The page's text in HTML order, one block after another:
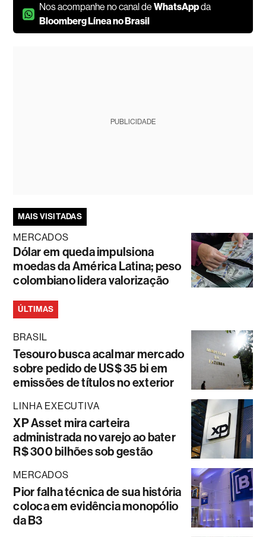
Nos acompanhe no canal deWhatsAppda
Bloomberg Línea no Brasil
PUBLICIDADE
MAIS VISITADAS
MERCADOS
Dólar em queda impulsiona
moedas da América Latina; peso
colombiano lidera valorização
ÚLTIMAS
BRASIL
Tesouro busca acalmar mercado
sobre pedido de US$ 35 bi em
emissões de títulos no exterior
LINHA EXECUTIVA
XP Asset mira carteira
administrada no varejo ao bater
R$ 300 bilhões sob gestão
MERCADOS
Pior falha técnica de sua história
coloca em evidência monopólio
da B3